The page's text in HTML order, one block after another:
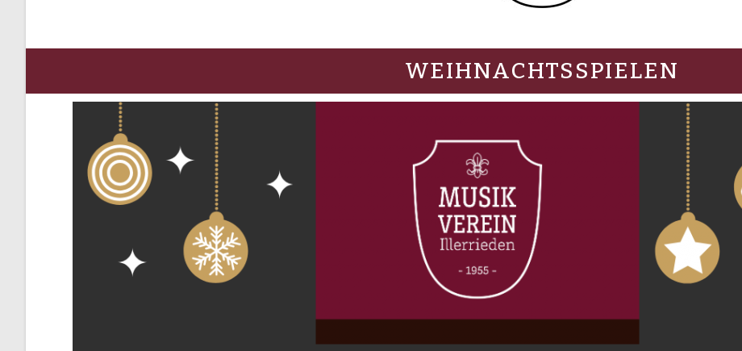
WEIHNACHTSSPIELEN